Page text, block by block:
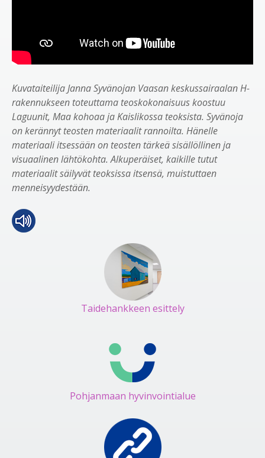
Kuvataiteilija Janna Syvänojan Vaasan keskussairaalan H-
rakennukseen toteuttama teoskokonaisuus koostuu
Laguunit, Maa kohoaa ja Kaislikossa teoksista. Syvänoja
on kerännyt teosten materiaalit rannoilta. Hänelle
materiaali itsessään on teosten tärkeä sisällöllinen ja
visuaalinen lähtökohta. Alkuperäiset, kaikille tutut
materiaalit säilyvät teoksissa itsensä, muistuttaen
menneisyydestään.
Taidehankkeen esittely
Pohjanmaan hyvinvointialue